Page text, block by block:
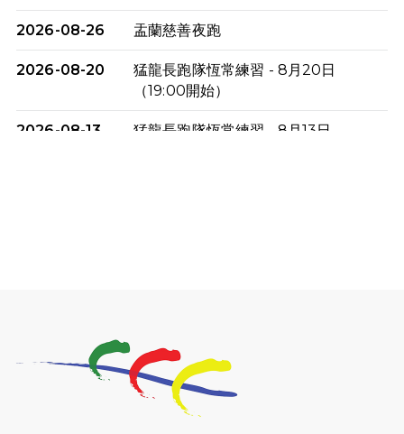
2026-08-26 盂蘭慈善夜跑
2026-08-20
猛龍長跑隊恆常練習 - 8月20日
（19:00開始）
2026-08-13
猛龍長跑隊恆常練習 - 8月13日
2026-07-23
猛龍長跑隊恆常練習 - 7月23日
（19:00開始）
猛龍長跑隊恆常練習 - 7月16日